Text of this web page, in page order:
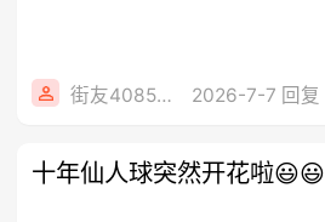
街友40858442 2026-7-7 回复
十年仙人球突然开花啦😃😃